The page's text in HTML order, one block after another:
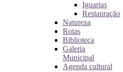
Iguarias
Restauração
Natureza
Rotas
Biblioteca
Galeria
Municipal
Agenda cultural